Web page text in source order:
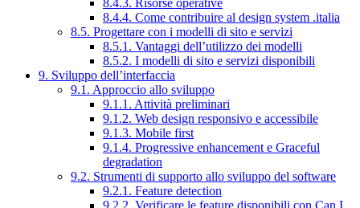
8.4.3. Risorse operative
8.4.4. Come contribuire al design system .italia
8.5. Progettare con i modelli di sito e servizi
8.5.1. Vantaggi dell’utilizzo dei modelli
8.5.2. I modelli di sito e servizi disponibili
9. Sviluppo dell’interfaccia
9.1. Approccio allo sviluppo
9.1.1. Attività preliminari
9.1.2. Web design responsivo e accessibile
9.1.3. Mobile first
9.1.4. Progressive enhancement e Graceful
degradation
9.2. Strumenti di supporto allo sviluppo del software
9.2.1. Feature detection
9.2.2. Verificare le feature disponibili con Can I